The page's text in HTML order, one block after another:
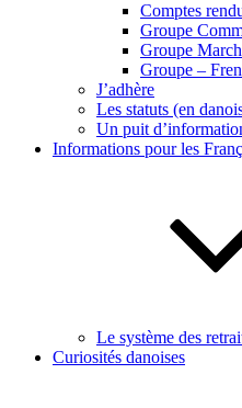
Comptes
Groupe
Groupe
Groupe –
J’adhère
Les statuts (en
Un puit
Informations pour les
Le système des
Curiosités danoises